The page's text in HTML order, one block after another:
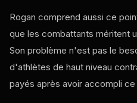
Rogan comprend aussi ce
que les combattants méritent
Son problème n'est pas le
d'athlètes de haut niveau
payés après avoir accompli